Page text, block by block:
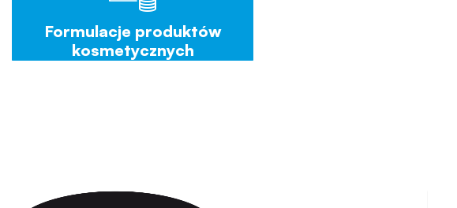
Formulacje produktów
kosmetycznych